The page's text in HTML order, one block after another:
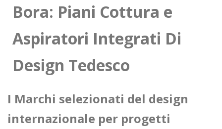
Bora: Piani Cottura e
Aspiratori Integrati Di
Design Tedesco
I Marchi selezionati del design
internazionale per progetti